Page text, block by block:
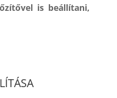
is beállítani,